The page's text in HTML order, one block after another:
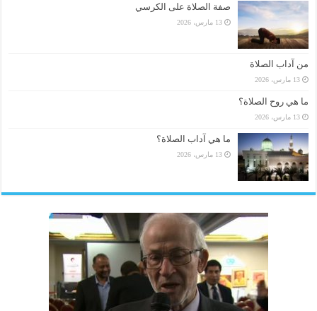
صفة الصلاة على الكرسي
13 مارس، 2026
من آداب الصلاة
13 مارس، 2026
ما هي روح الصلاة؟
13 مارس، 2026
ما هي آداب الصلاة؟
13 مارس، 2026